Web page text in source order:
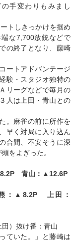
手変わりもみまし
トしきっかけを掴め
な7,700放銃などで
の終了となり、藤崎
ートアドバンテージ
験・スタジオ独特の
リーグなどで毎月の
人は上田・青山との
。麻雀の前に所作を
早く対局に入り込ん
合間、不安そうに深
をよぎった。
青山：▲12.6P
：▲8.2P 上田：
田）抜け番：青山
ていた。」と藤崎は